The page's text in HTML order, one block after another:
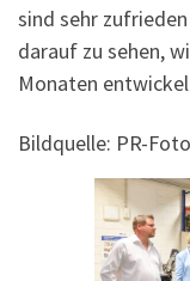
sind sehr
darauf zu sehen,
Monaten
Bildquelle: PR-